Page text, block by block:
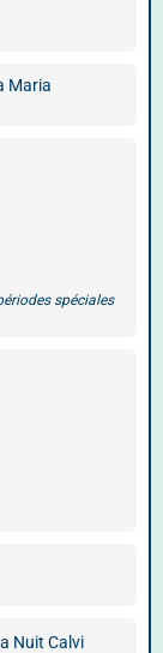
Maria
spéciales
Nuit Calvi